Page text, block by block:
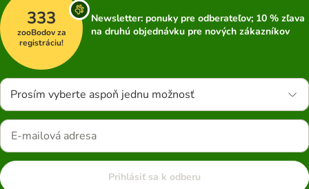
333
zooBodov za
registráciu!
Newsletter: ponuky pre odberateľov; 10 % zľava
na druhú objednávku pre nových zákazníkov
Prosím vyberte aspoň jednu možnosť
Prihlásiť sa k odberu